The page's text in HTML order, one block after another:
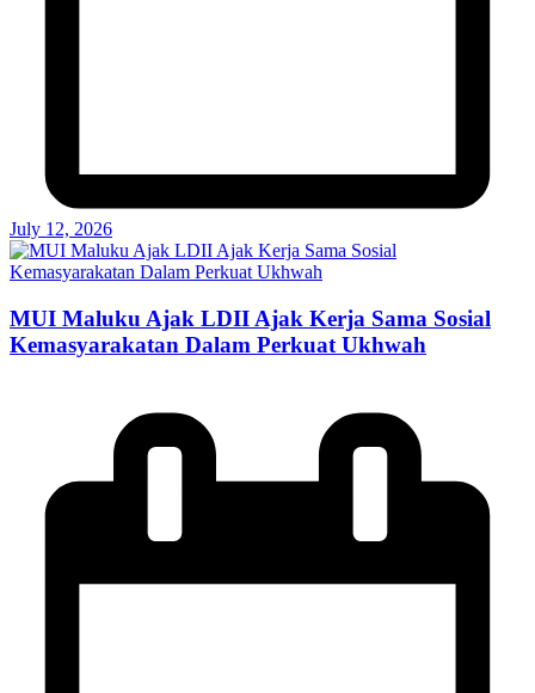
July 12, 2026
MUI Maluku Ajak LDII Ajak Kerja Sama Sosial
Kemasyarakatan Dalam Perkuat Ukhwah